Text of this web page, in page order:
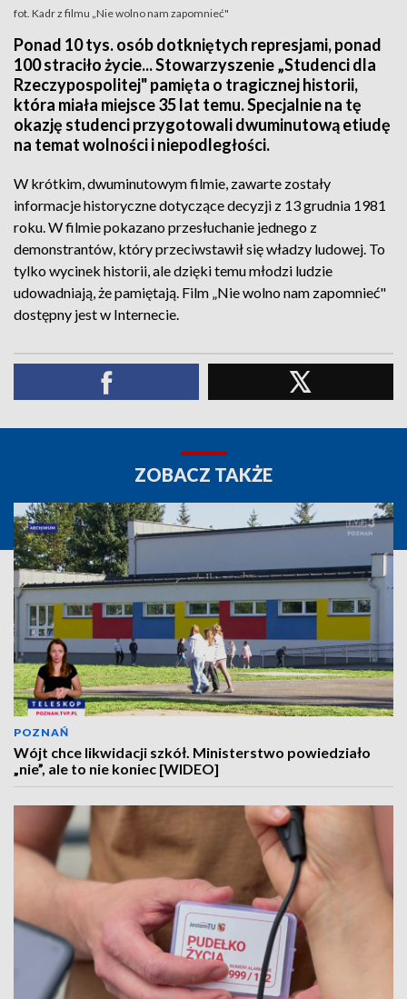
fot. Kadr z filmu „Nie wolno nam zapomnieć"
Ponad 10 tys. osób dotkniętych represjami, ponad
100 straciło życie... Stowarzyszenie „Studenci dla
Rzeczypospolitej" pamięta o tragicznej historii,
która miała miejsce 35 lat temu. Specjalnie na tę
okazję studenci przygotowali dwuminutową etiudę
na temat wolności i niepodległości.
W krótkim, dwuminutowym filmie, zawarte zostały
informacje historyczne dotyczące decyzji z 13 grudnia 1981
roku. W filmie pokazano przesłuchanie jednego z
demonstrantów, który przeciwstawił się władzy ludowej. To
tylko wycinek historii, ale dzięki temu młodzi ludzie
udowadniają, że pamiętają. Film „Nie wolno nam zapomnieć"
dostępny jest w Internecie.
ZOBACZ TAKŻE
POZNAŃ
Wójt chce likwidacji szkół. Ministerstwo powiedziało
„nie”, ale to nie koniec [WIDEO]